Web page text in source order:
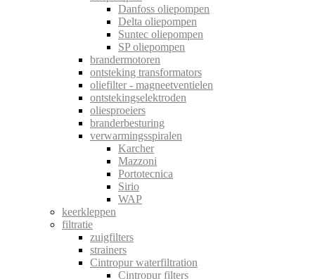
Danfoss oliepompen
Delta oliepompen
Suntec oliepompen
SP oliepompen
brandermotoren
ontsteking transformators
oliefilter - magneetventielen
ontstekingselektroden
oliesproeiers
branderbesturing
verwarmingsspiralen
Karcher
Mazzoni
Portotecnica
Sirio
WAP
keerkleppen
filtratie
zuigfilters
strainers
Cintropur waterfiltration
Cintropur filters